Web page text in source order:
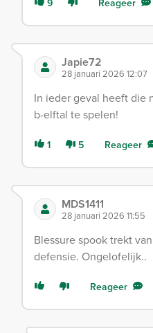
9 Reageer
Japie72
28 januari 2026 12:07
In ieder geval heeft die
b-elftal te spelen!
1 5 Reageer
MDS1411
28 januari 2026 11:55
Blessure spook trekt
defensie. Ongelofelijk..
Reageer